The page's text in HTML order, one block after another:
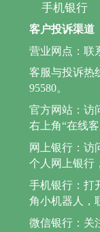
手机银行
客户投诉渠道
营业网点：联
客服与投诉热
95580。
官方网站：访
右上角“在线客
网上银行：访
个人网上银行
手机银行：打
角小机器人，
微信银行：关